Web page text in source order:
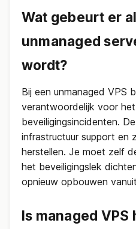
Wat gebeurt er
unmanaged
wordt?
Bij een unmanaged VPS
verantwoordelijk voor
beveiligingsincidenten.
infrastructuur support en
herstellen. Je moet zelf
het beveiligingslek
opnieuw opbouwen
Is managed VPS